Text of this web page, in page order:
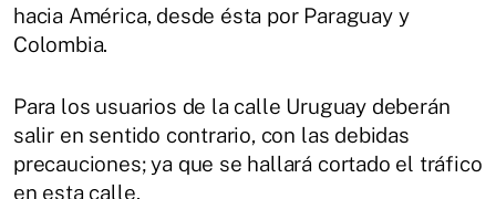
hacia América, desde ésta por Paraguay y
Colombia.
Para los usuarios de la calle Uruguay deberán
salir en sentido contrario, con las debidas
precauciones; ya que se hallará cortado el tráfico
en esta calle.